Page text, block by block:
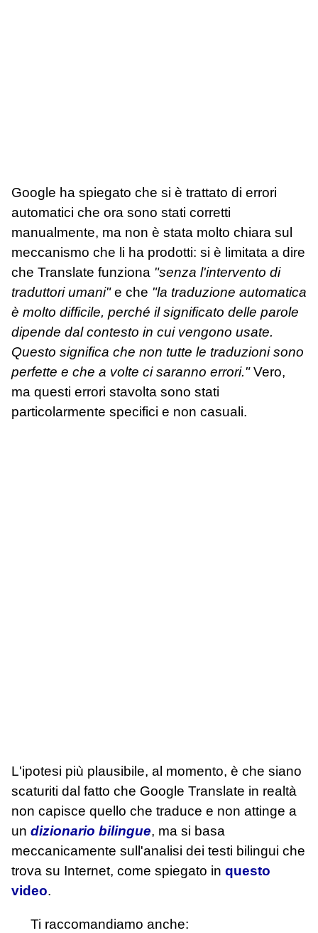
Google ha spiegato che si è trattato di errori
automatici che ora sono stati corretti
manualmente, ma non è stata molto chiara sul
meccanismo che li ha prodotti: si è limitata a dire
che Translate funziona "senza l'intervento di
traduttori umani"e che "la traduzione automatica
è molto difficile, perché il significato delle parole
dipende dal contesto in cui vengono usate.
Questo significa che non tutte le traduzioni sono
perfette e che a volte ci saranno errori."Vero,
ma questi errori stavolta sono stati
particolarmente specifici e non casuali.
L'ipotesi più plausibile, al momento, è che siano
scaturiti dal fatto che Google Translate in realtà
non capisce quello che traduce e non attinge a
un dizionario bilingue, ma si basa
meccanicamente sull'analisi dei testi bilingui che
trova su Internet, come spiegato in questo
video.
Ti raccomandiamo anche: